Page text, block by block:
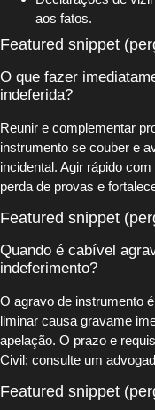
aos fatos.
Featured snippet
O que fazer
indeferida?
Reunir e complementar
instrumento se couber e
incidental. Agir rápido
perda de provas e
Featured snippet
Quando é cabível
indeferimento?
O agravo de instrumento
liminar causa gravame
apelação. O prazo e
Civil; consulte um
Featured snippet